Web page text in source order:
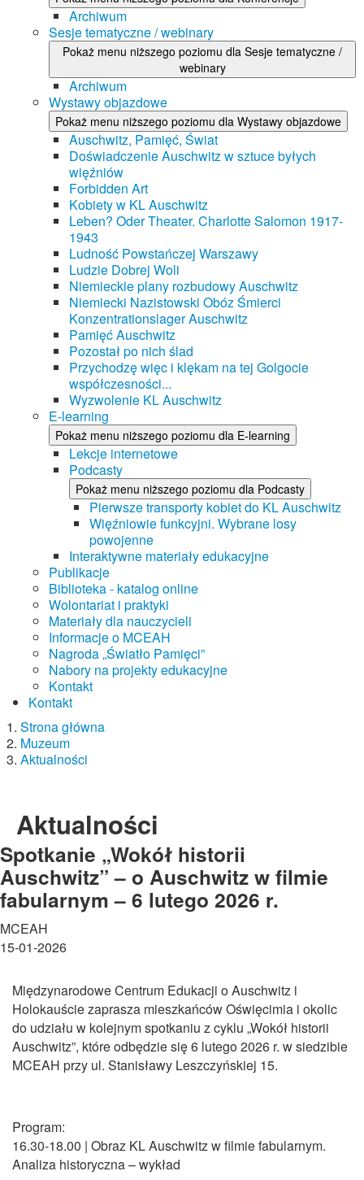
Archiwum
Sesje tematyczne / webinary
Pokaż menu niższego poziomu dla Sesje tematyczne /
webinary
Archiwum
Wystawy objazdowe
Pokaż menu niższego poziomu dla Wystawy objazdowe
Auschwitz, Pamięć, Świat
Doświadczenie Auschwitz w sztuce byłych
więźniów
Forbidden Art
Kobiety w KL Auschwitz
Leben? Oder Theater. Charlotte Salomon 1917-
1943
Ludność Powstańczej Warszawy
Ludzie Dobrej Woli
Niemieckie plany rozbudowy Auschwitz
Niemiecki Nazistowski Obóz Śmierci
Konzentrationslager Auschwitz
Pamięć Auschwitz
Pozostał po nich ślad
Przychodzę więc i klękam na tej Golgocie
współczesności...
Wyzwolenie KL Auschwitz
E-learning
Pokaż menu niższego poziomu dla E-learning
Lekcje internetowe
Podcasty
Pokaż menu niższego poziomu dla Podcasty
Pierwsze transporty kobiet do KL Auschwitz
Więźniowie funkcyjni. Wybrane losy
powojenne
Interaktywne materiały edukacyjne
Publikacje
Biblioteka - katalog online
Wolontariat i praktyki
Materiały dla nauczycieli
Informacje o MCEAH
Nagroda „Światło Pamięci”
Nabory na projekty edukacyjne
Kontakt
Kontakt
Strona główna
Muzeum
Aktualności
Aktualności
Spotkanie „Wokół historii
Auschwitz” – o Auschwitz w filmie
fabularnym – 6 lutego 2026 r.
MCEAH
15-01-2026
Międzynarodowe Centrum Edukacji o Auschwitz i
Holokauście zaprasza mieszkańców Oświęcimia i okolic
do udziału w kolejnym spotkaniu z cyklu „Wokół historii
Auschwitz”, które odbędzie się 6 lutego 2026 r. w siedzibie
MCEAH przy ul. Stanisławy Leszczyńskiej 15.
Program:
16.30-18.00 | Obraz KL Auschwitz w filmie fabularnym.
Analiza historyczna – wykład